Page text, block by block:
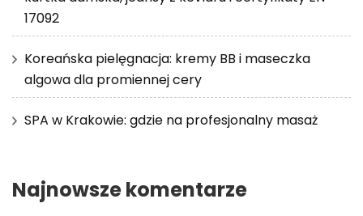
17092
Koreańska pielęgnacja: kremy BB i maseczka
algowa dla promiennej cery
SPA w Krakowie: gdzie na profesjonalny masaż
Najnowsze komentarze